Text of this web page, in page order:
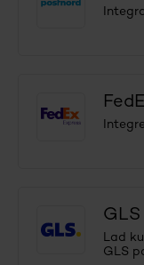
Lad
GLS